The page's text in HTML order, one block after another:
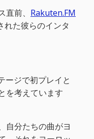
前、 Rakuten.FM
た彼らのインタ
ージで初プレイと
を考えています
自分たちの曲がヨ